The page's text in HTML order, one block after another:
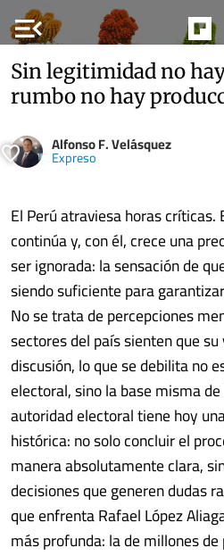
menu_open
Sin legitimidad no
rumbo no hay
Alfonso F. Velásquez
Expreso
El Perú atraviesa horas críticas.
continúa y, con él, crece una
ser ignorada: la sensación de
siendo suficiente para
No se trata de percepciones
sectores del país sienten que
discusión, lo que se debilita no
electoral, sino la base misma
autoridad electoral tiene hoy
histórica: no solo concluir el
manera absolutamente clara,
decisiones que generen dudas
que enfrenta Rafael López
más profunda: la de millones